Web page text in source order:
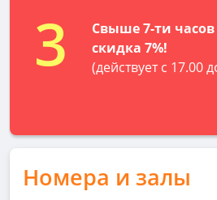
3
Свыше 7-ти
скидка 7%!
(действует с 17.00
Номера и залы